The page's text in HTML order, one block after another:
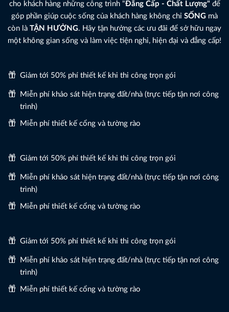
cho khách hàng những công trình "Đẳng Cấp - Chất Lượng"để
góp phần giúp cuộc sống của khách hàng không chỉ SỐNG mà
còn là TẬN HƯỞNG. Hãy tận hưởng các ưu đãi để sở hữu ngay
một không gian sống và làm việc tiện nghi, hiện đại và đẳng cấp!
Giảm tới 50% phí thiết kế khi thi công trọn gói
Miễn phí khảo sát hiện trạng đất/nhà (trực tiếp tận nơi công
trình)
Miễn phí thiết kế cổng và tường rào
Giảm tới 50% phí thiết kế khi thi công trọn gói
Miễn phí khảo sát hiện trạng đất/nhà (trực tiếp tận nơi công
trình)
Miễn phí thiết kế cổng và tường rào
Giảm tới 50% phí thiết kế khi thi công trọn gói
Miễn phí khảo sát hiện trạng đất/nhà (trực tiếp tận nơi công
trình)
Miễn phí thiết kế cổng và tường rào